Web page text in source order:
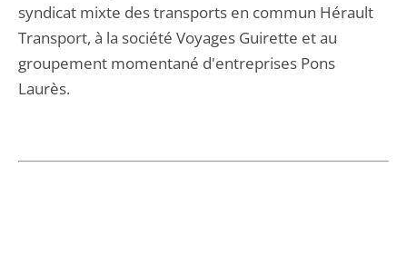
syndicat mixte des transports en commun Hérault
Transport, à la société Voyages Guirette et au
groupement momentané d'entreprises Pons
Laurès.